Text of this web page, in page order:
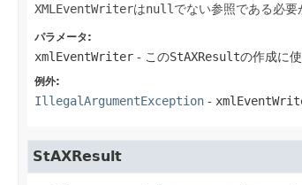
XMLEventWriterはnull でない参照である必要
パラメータ:
xmlEventWriter - このStAXResultの作成に
例外:
IllegalArgumentException -
StAXResult